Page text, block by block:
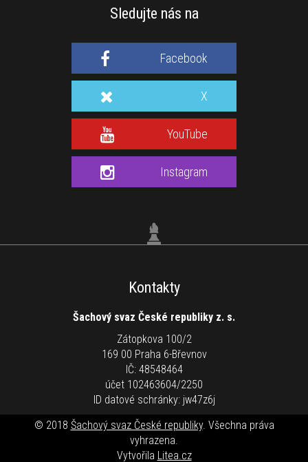
Sledujte nás na
Facebook
X
YouTube
Instagram
Kontakty
Šachový svaz České republiky z. s.
Zátopkova 100/2
169 00 Praha 6-Břevnov
IČ: 48548464
účet 102463604/2250
ID datové schránky: jw47z6j
© 2018 Šachový svaz České republiky. Všechna práva
vyhrazena.
Vytvořila Litea.cz